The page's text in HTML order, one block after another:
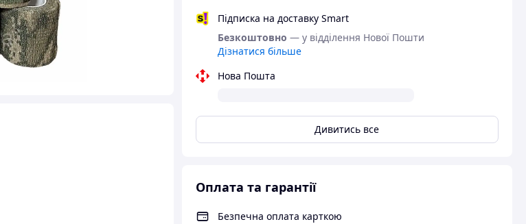
Підписка на доставку Smart
Безкоштовно — у відділення Нової Пошти
Дізнатися більше
Нова Пошта
Дивитись все
Оплата та гарантії
Безпечна оплата карткою